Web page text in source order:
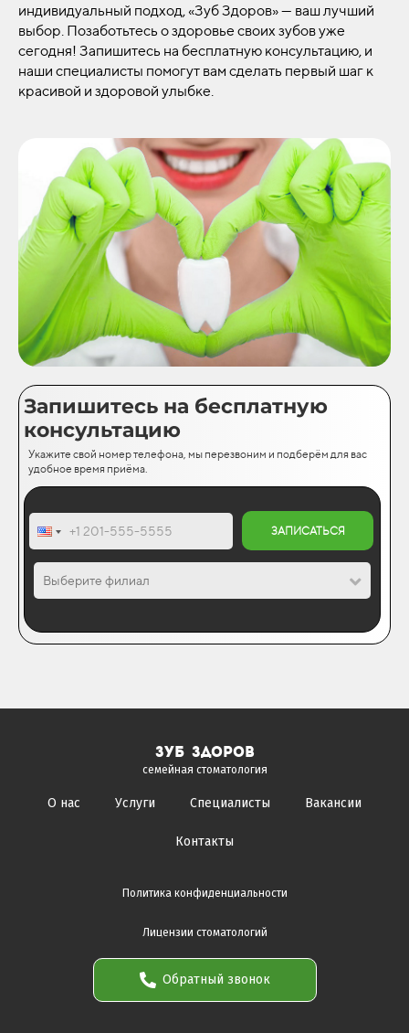
индивидуальный подход, «Зуб Здоров» — ваш лучший
выбор. Позаботьтесь о здоровье своих зубов уже
сегодня! Запишитесь на бесплатную консультацию, и
наши специалисты помогут вам сделать первый шаг к
красивой и здоровой улыбке.
Запишитесь на бесплатную
консультацию
Укажите свой номер телефона, мы перезвоним и подберём для вас
удобное время приёма.
ЗАПИСАТЬСЯ
Выберите филиал
зуб здоров
семейная стоматология
О нас Услуги Специалисты Вакансии
Контакты
Политика конфиденциальности
Лицензии стоматологий
Обратный звонок